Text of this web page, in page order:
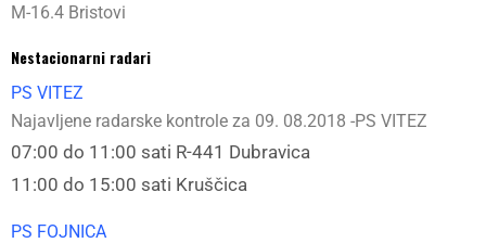
M-16.4 Bristovi
Nestacionarni radari
PS VITEZ
Najavljene radarske kontrole za 09. 08.2018 -PS VITEZ
07:00 do 11:00 sati R-441 Dubravica
11:00 do 15:00 sati Kruščica
PS FOJNICA